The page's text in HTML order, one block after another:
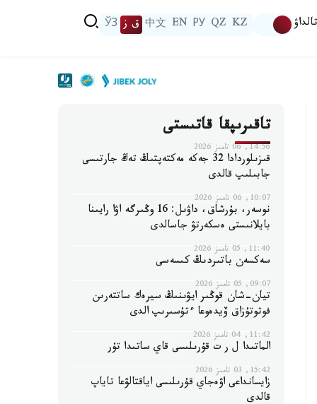
تالداۋ KZ
QZ
РУ
EN
中文 ق ز ЎЗ
تاقىرىپقا قاتىستى
14:56, 06 تامىز 2026
قىزىلوردادا 32 جەكە مەكتەپتىڭ تەڭ جارتىسى
جابىلىپ قالدى
10:07, 06 تامىز 2026
نوسەر، بۇرشاق، داۋىل: 16 وڭىرگە اۋا رايىنا
بايلانىستى ەسكەرتۋ جاسالدى
11:40, 05 تامىز 2026
سەكسەن باتىردىڭ كىسەسى
09:07, 05 تامىز 2026
تيان-شان قوڭىر ايۋىنىڭ سيرەك ساتتەرىن
فوتوتۇزاق ۆيدەوعا ءتۇسىرىپ الدى
11:42, 04 تامىز 2026
الماتىدا ل ر ت قۇرىلىسى قاي ساتىدا تۇر
15:42, 03 تامىز 2026
زايسانداعى اۋەجاي قۇرىلىسى اياقتالۋعا تاياپ
قالدى